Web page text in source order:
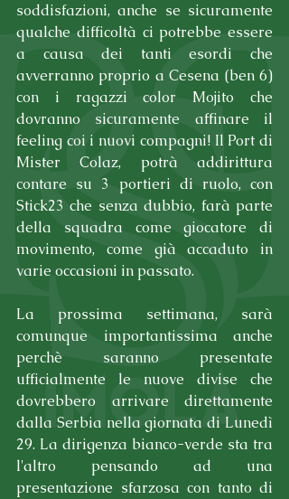
soddisfazioni, anche se sicuramente
qualche difficoltà ci potrebbe essere
a causa dei tanti esordi che
avverranno proprio a Cesena (ben 6)
con i ragazzi color Mojito che
dovranno sicuramente affinare il
feeling coi i nuovi compagni! Il Port di
Mister Colaz, potrà addirittura
contare su 3 portieri di ruolo, con
Stick23 che senza dubbio, farà parte
della squadra come giocatore di
movimento, come già accaduto in
varie occasioni in passato.
La prossima settimana, sarà
comunque importantissima anche
perchè saranno presentate
ufficialmente le nuove divise che
dovrebbero arrivare direttamente
dalla Serbia nella giornata di Lunedì
29. La dirigenza bianco-verde sta tra
l'altro pensando ad una
presentazione sfarzosa con tanto di